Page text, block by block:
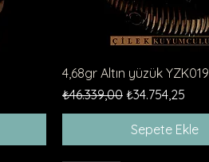
Hızlı Bakış
4,68gr Altın yüzük YZK019
Normal Fiyat
₺46.339,00 İndirimli Fiyat
₺34.754,25
Sepete Ekle